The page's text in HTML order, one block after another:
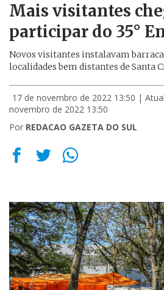
Mais visitantes
participar do 35°
Novos visitantes instalavam
localidades bem distantes de Santa
17 de novembro de 2022 13:50 |
novembro de 2022 13:50
Por REDACAO GAZETA DO SUL